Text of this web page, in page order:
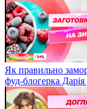
Як правильно
фуд-блогерка